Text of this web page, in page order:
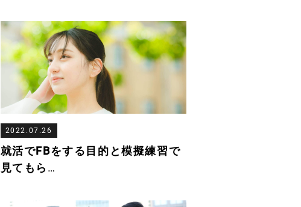
2022.07.26
就活でFBをする目的と模擬練習で
見てもら …